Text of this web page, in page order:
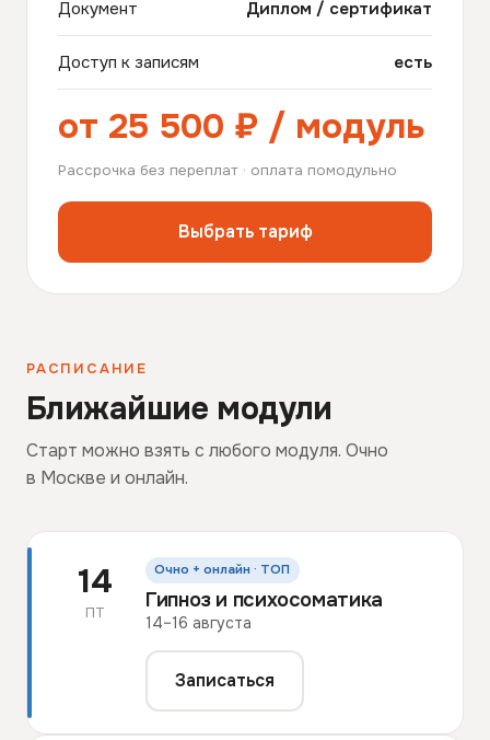
Документ Диплом / сертификат
Доступ к записям есть
от 25 500 ₽ / модуль
Рассрочка без переплат · оплата помодульно
Выбрать тариф
РАСПИСАНИЕ
Ближайшие модули
Старт можно взять с любого модуля. Очно
в Москве и онлайн.
14
ПТ
Очно + онлайн · ТОП
Гипноз и психосоматика
14–16 августа
Записаться